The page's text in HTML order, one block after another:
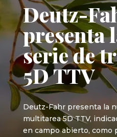
Deutz-
presenta
serie de
5D TTV
Deutz-Fahr presenta la
multitarea 5D TTV,
en campo abierto, como